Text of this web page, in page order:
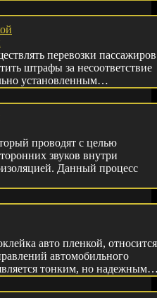
перевозки пассажиров
штрафы за несоответствие
установленным…
проводят с целью
звуков внутри
Данный процесс
авто пленкой, относится
автомобильного
тонким, но